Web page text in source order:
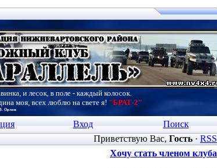
и лесок, в поле - каждый колосок.
моя, всех люблю на свете я! "БРАТ-2"
Орлов
Вход
Поиск
Приветствую Вас, Гость· RSS
Хочу стать членом клуба